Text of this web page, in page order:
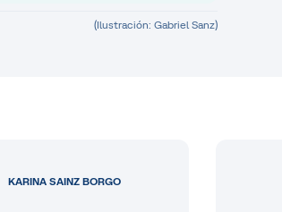
(Ilustración: Gabriel Sanz)
KARINA SAINZ BORGO